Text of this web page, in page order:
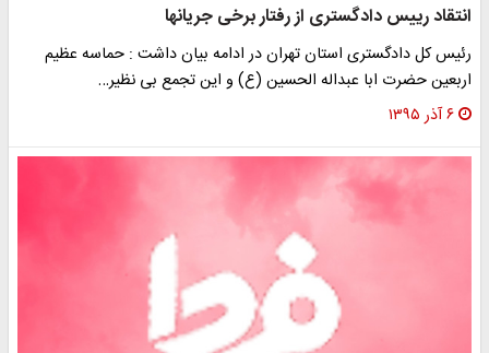
انتقاد رییس دادگستری از رفتار برخی جریان‎ها
رئیس کل دادگستری استان تهران در ادامه بیان داشت : حماسه عظیم
اربعین حضرت ابا عبداله الحسین (ع) و این تجمع بی نظیر…
۶ آذر ۱۳۹۵